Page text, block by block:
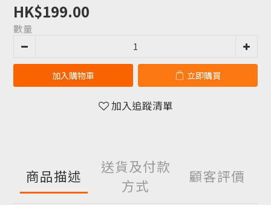
HK$199.00
數量
加入購物車 立即購買
加入追蹤清單
商品描述
送貨及付款
方式
顧客評價